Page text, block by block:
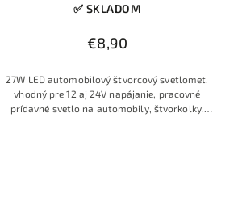
✅ SKLADOM
€8,90
27W LED automobilový štvorcový svetlomet,
vhodný pre 12 aj 24V napájanie, pracovné
prídavné svetlo na automobily, štvorkolky,